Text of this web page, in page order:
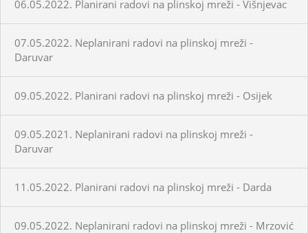
06.05.2022. Planirani radovi na plinskoj mreži - Višnjevac
07.05.2022. Neplanirani radovi na plinskoj mreži -
Daruvar
09.05.2022. Planirani radovi na plinskoj mreži - Osijek
09.05.2021. Neplanirani radovi na plinskoj mreži -
Daruvar
11.05.2022. Planirani radovi na plinskoj mreži - Darda
09.05.2022. Neplanirani radovi na plinskoj mreži - Mrzović